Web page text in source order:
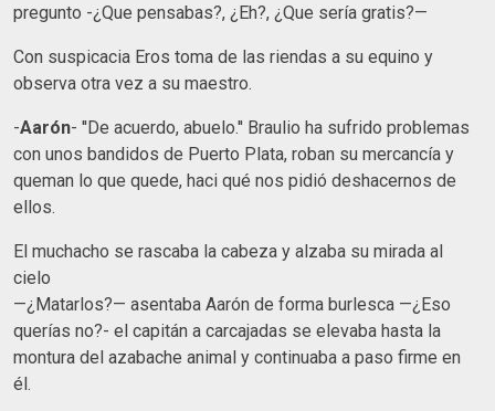
pregunto -¿Que pensabas?, ¿Eh?, ¿Que sería gratis?—
Con suspicacia Eros toma de las riendas a su equino y
observa otra vez a su maestro.
-Aarón- ''De acuerdo, abuelo.'' Braulio ha sufrido problemas
con unos bandidos de Puerto Plata, roban su mercancía y
queman lo que quede, haci qué nos pidió deshacernos de
ellos.
El muchacho se rascaba la cabeza y alzaba su mirada al
cielo
—¿Matarlos?— asentaba Aarón de forma burlesca —¿Eso
querías no?- el capitán a carcajadas se elevaba hasta la
montura del azabache animal y continuaba a paso firme en
él.